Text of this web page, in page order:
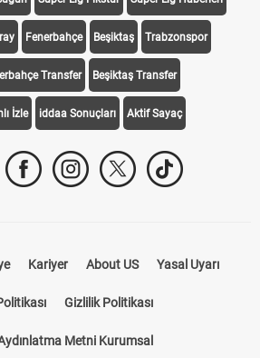
Fenerbahçe Beşiktaş Trabzonspor
Transfer Beşiktaş Transfer
İzle iddaa Sonuçları Aktif Sayaç
Kariyer About US Yasal Uyarı
Gizlilik Politikası
Metni Kurumsal